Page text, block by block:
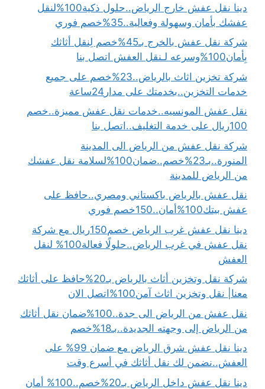
دينا نقل عفش خارج الرياض..حلول ذكية100%لنقل
عفشك بأمان وسهولة وفعالية..35%خصم فوري
شركة نقل عفش بالخرج بـ45%خصم لِنقل أثاثك
بِأمان100%وسرعه لـنقل العفش اتصل بنا
شركة تخزين اثاث بالرياض..23%خصم على جميع
خدمات التخزين..بخدمتك على مدار24ساعة
نقل عفش المونسيه..خدمات نقل عفش مميزة..خصم
100ريال على خدمة التغليف..اتصل بنا
شركة نقل عفش من الرياض الى المدينة
المنورة..بـ23%خصم..ضمان100%لسلامة نقل عفشك
من الرياض للمدينة
نقل عفش بالرياض باكستاني ومصري..حافظ على
عفش بيتك100%أمان..150خصم فوري
دينا نقل عفش غرب الرياض خصم150ريال مع شركة
نقل عفش في غرب الرياض..حلولًا فعالة100% لنقل
العفش
شركة نقل وتخزين أثاث بالرياض بـ20%حافظ على أثاثك
معنا| نقل وتخزين اثاث آمن100%اتصل الان
نقل عفش من الرياض الى جدة..100%ضمان نقل أثاثك
من الرياض إلى وجهته الجديدة..بـ18%خصم
دينا نقل عفش شرق الرياض مع ضمان 99% على
العفش..نضمن لك نقل أثاثك في أسرع وقت
دينا نقل عفش داخل الرياض بـ20%خصم..100% أمان